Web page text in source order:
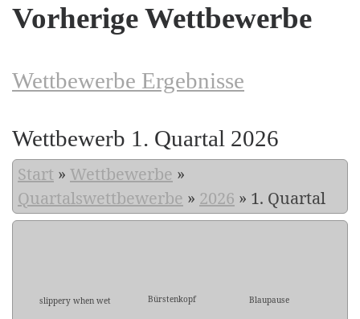
Vorherige Wettbewerbe
Wettbewerbe Ergebnisse
Wettbewerb 1. Quartal 2026
Start » Wettbewerbe »
Quartalswettbewerbe » 2026 » 1. Quartal
slippery when wet Bürstenkopf Blaupause